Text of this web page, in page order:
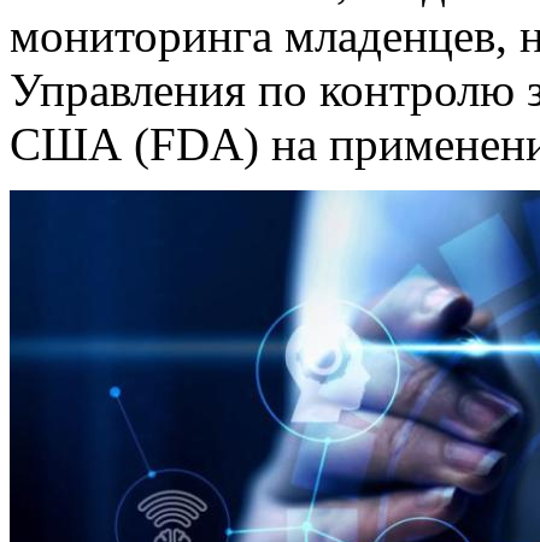
мониторинга младенцев,
Управления по контролю
США (FDA) на